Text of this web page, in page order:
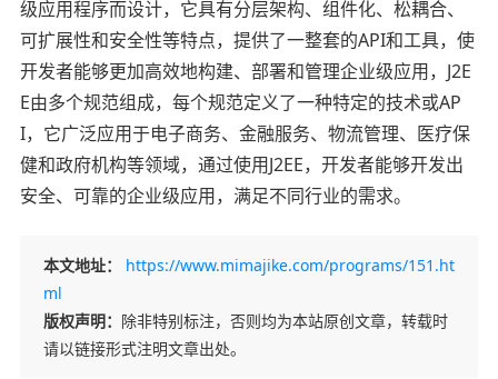
级应用程序而设计，它具有分层架构、组件化、松耦合、
可扩展性和安全性等特点，提供了一整套的API和工具，使
开发者能够更加高效地构建、部署和管理企业级应用，J2E
E由多个规范组成，每个规范定义了一种特定的技术或AP
I，它广泛应用于电子商务、金融服务、物流管理、医疗保
健和政府机构等领域，通过使用J2EE，开发者能够开发出
安全、可靠的企业级应用，满足不同行业的需求。
本文地址：
https://www.mimajike.com/programs/151.ht
ml
版权声明： 除非特别标注，否则均为本站原创文章，转载时
请以链接形式注明文章出处。